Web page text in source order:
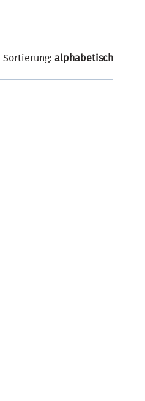
Sortierung: alphabetisch